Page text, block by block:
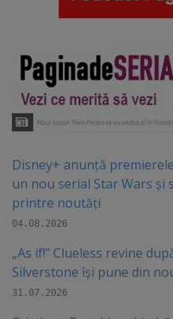
Disney+ anunță
un nou serial Star Wars și
printre noutăți
04.08.2026
„As if!” Clueless revine
Silverstone își pune din
31.07.2026